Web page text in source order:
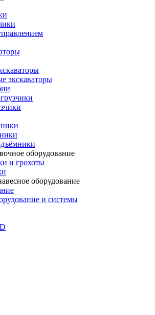
экскаваторы
оборудование
и грохоты
оборудование
и системы